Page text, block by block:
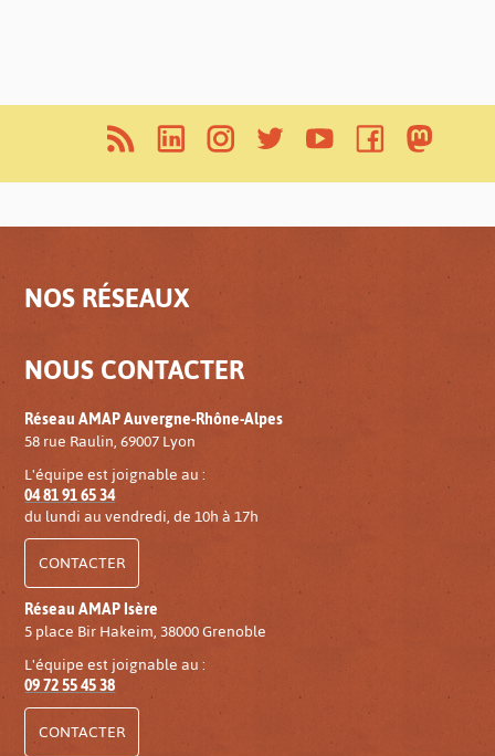
NOS RÉSEAUX
NOUS CONTACTER
Réseau AMAP Auvergne-Rhône-Alpes
58 rue Raulin, 69007 Lyon
L'équipe est joignable au :
04 81 91 65 34
du lundi au vendredi, de 10h à 17h
CONTACTER
Réseau AMAP Isère
5 place Bir Hakeim, 38000 Grenoble
L'équipe est joignable au :
09 72 55 45 38
CONTACTER